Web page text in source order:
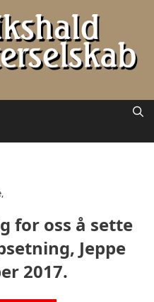
for oss å sette
Jeppe
2017.